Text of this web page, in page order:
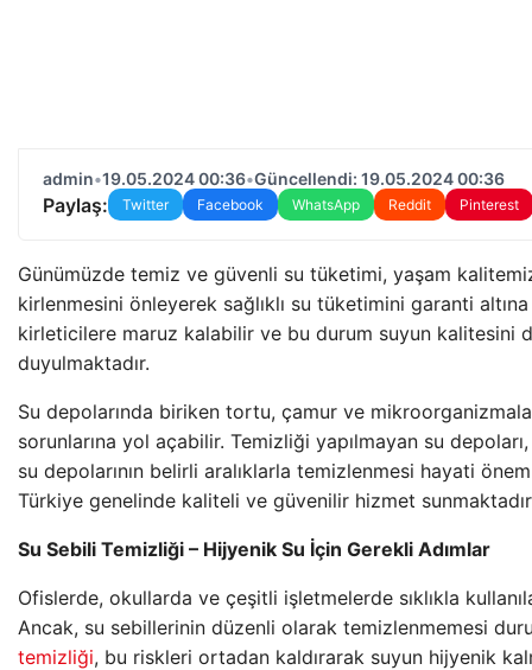
admin•19.05.2024 00:36•Güncellendi: 19.05.2024 00:36
Paylaş: Twitter Facebook WhatsApp Reddit Pinterest
Günümüzde temiz ve güvenli su tüketimi, yaşam
kirlenmesini önleyerek sağlıklı su tüketimini garanti
kirleticilere maruz kalabilir ve bu durum suyun kalitesini
duyulmaktadır.
Su depolarında biriken tortu, çamur ve
sorunlarına yol açabilir. Temizliği yapılmayan su
su depolarının belirli aralıklarla temizlenmesi hayati
Türkiye genelinde kaliteli ve güvenilir hizmet
Su Sebili Temizliği – Hijyenik Su İçin Gerekli Adımlar
Ofislerde, okullarda ve çeşitli işletmelerde sıklıkla
Ancak, su sebillerinin düzenli olarak temizlenmemesi
temizliği, bu riskleri ortadan kaldırarak suyun hijyenik